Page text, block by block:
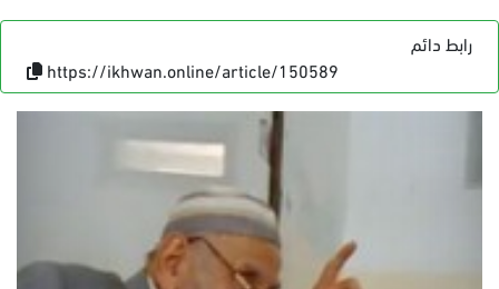
رابط دائم
https://ikhwan.online/article/150589